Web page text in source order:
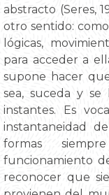
abstracto (Seres,
otro sentido:
lógicas,
para acceder a
supone hacer
sea, suceda y
instantes. Es
instantaneidad
formas
funcionamiento
reconocer que